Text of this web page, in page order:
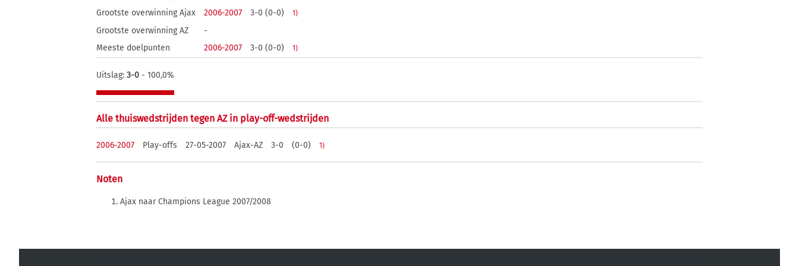
Grootste overwinning Ajax
2006-2007 3-0 (0-0) 1)
Grootste overwinning AZ
-
Meeste doelpunten
2006-2007 3-0 (0-0) 1)
Uitslag: 3-0 - 100,0%
Alle thuiswedstrijden tegen AZ in play-off-wedstrijden
2006-2007 Play-offs 27-05-2007 Ajax-AZ 3-0 (0-0) 1)
Noten
Ajax naar Champions League 2007/2008